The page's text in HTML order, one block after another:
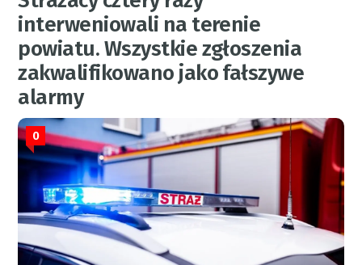
interweniowali na terenie
powiatu. Wszystkie zgłoszenia
zakwalifikowano jako fałszywe
alarmy
0